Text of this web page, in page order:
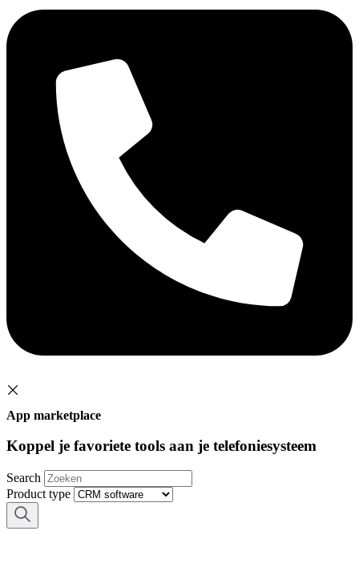
App marketplace
Koppel je favoriete tools aan je telefoniesysteem
Search
Product type